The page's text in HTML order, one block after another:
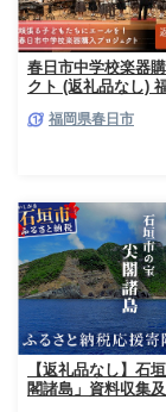
春日市中学校楽器
クト (返礼品なし)
育支援 【ksgsn06
福岡県春日市
【返礼品なし】石
閣諸島」資料収集